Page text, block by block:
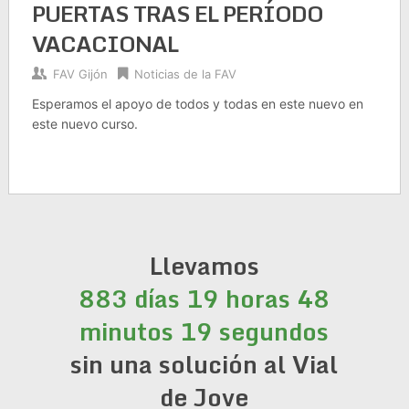
PUERTAS TRAS EL PERÍODO
VACACIONAL
FAV Gijón Noticias de la FAV
Esperamos el apoyo de todos y todas en este nuevo en
este nuevo curso.
Llevamos
883 días 19 horas 48
minutos 19 segundos
sin una solución al Vial
de Jove